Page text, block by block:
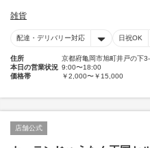
雑貨
配達・デリバリー対応 日祝OK
住所
京都府亀岡市旭町井戸の下
本日の営業状況 9:00〜18:00
価格帯
￥2,000〜￥15,000
店舗公式